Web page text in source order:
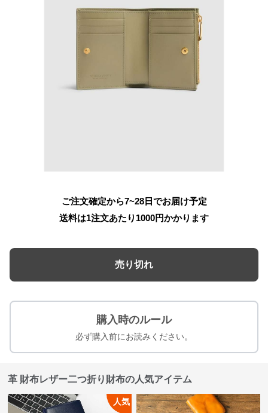
ご注文確定から7~28日でお届け予定
送料は1注文あたり 1000円かかります
売り切れ
購入時のルール
必ず購入前にお読みください。
革 財布レザー二つ折り財布の人気アイテム
人気